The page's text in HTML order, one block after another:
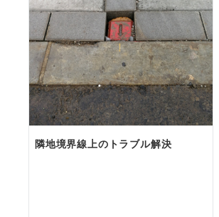
隣地境界線上のトラブル解決